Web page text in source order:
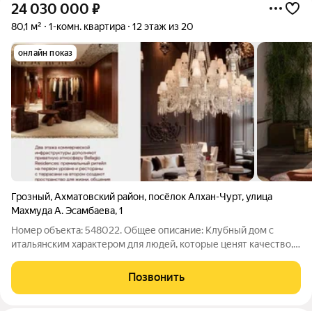
24 030 000 ₽
80,1 м² 1-комн. квартира 12 этаж из 20
онлайн показ
Грозный,Ахматовский район, посёлок Алхан-Чурт,улица
Махмуда А. Эсамбаева,1
Номер объекта: 548022. Общее описание: Клубный дом с
итальянским характером для людей, которые ценят качество,
на Кавказе резиденции, созданные в партнерстве с
легендарным итальянским модным
Позвонить